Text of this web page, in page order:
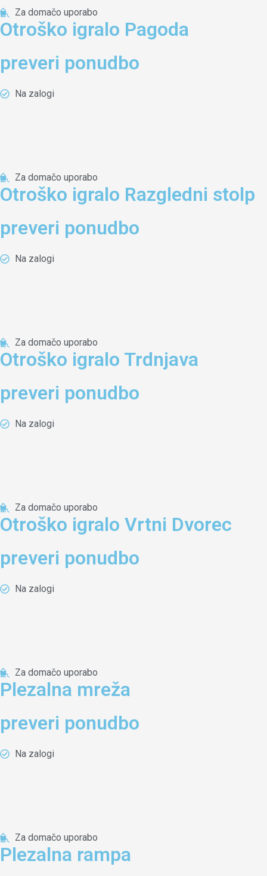
Za domačo uporabo
Otroško igralo Pagoda
preveri ponudbo
Na zalogi
Za domačo uporabo
Otroško igralo Razgledni stolp
preveri ponudbo
Na zalogi
Za domačo uporabo
Otroško igralo Trdnjava
preveri ponudbo
Na zalogi
Za domačo uporabo
Otroško igralo Vrtni Dvorec
preveri ponudbo
Na zalogi
Za domačo uporabo
Plezalna mreža
preveri ponudbo
Na zalogi
Za domačo uporabo
Plezalna rampa